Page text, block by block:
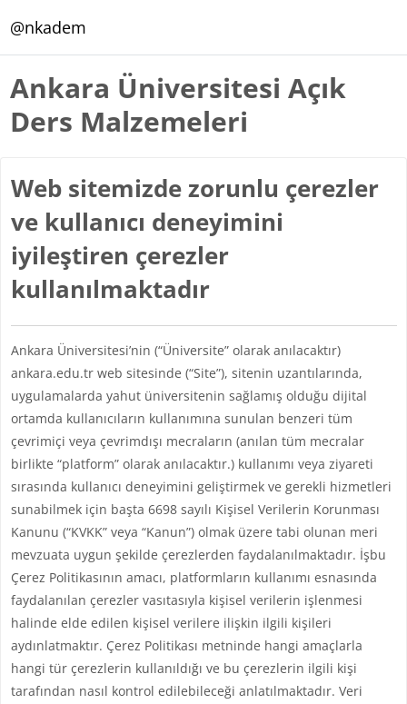
@nkadem
Ankara Üniversitesi Açık
Ders Malzemeleri
Web sitemizde zorunlu çerezler
ve kullanıcı deneyimini
iyileştiren çerezler
kullanılmaktadır
Ankara Üniversitesi’nin (“Üniversite” olarak anılacaktır)
ankara.edu.tr web sitesinde (“Site”), sitenin uzantılarında,
uygulamalarda yahut üniversitenin sağlamış olduğu dijital
ortamda kullanıcıların kullanımına sunulan benzeri tüm
çevrimiçi veya çevrimdışı mecraların (anılan tüm mecralar
birlikte “platform” olarak anılacaktır.) kullanımı veya ziyareti
sırasında kullanıcı deneyimini geliştirmek ve gerekli hizmetleri
sunabilmek için başta 6698 sayılı Kişisel Verilerin Korunması
Kanunu (“KVKK” veya “Kanun”) olmak üzere tabi olunan meri
mevzuata uygun şekilde çerezlerden faydalanılmaktadır. İşbu
Çerez Politikasının amacı, platformların kullanımı esnasında
faydalanılan çerezler vasıtasıyla kişisel verilerin işlenmesi
halinde elde edilen kişisel verilere ilişkin ilgili kişileri
aydınlatmaktır. Çerez Politikası metninde hangi amaçlarla
hangi tür çerezlerin kullanıldığı ve bu çerezlerin ilgili kişi
tarafından nasıl kontrol edilebileceği anlatılmaktadır. Veri